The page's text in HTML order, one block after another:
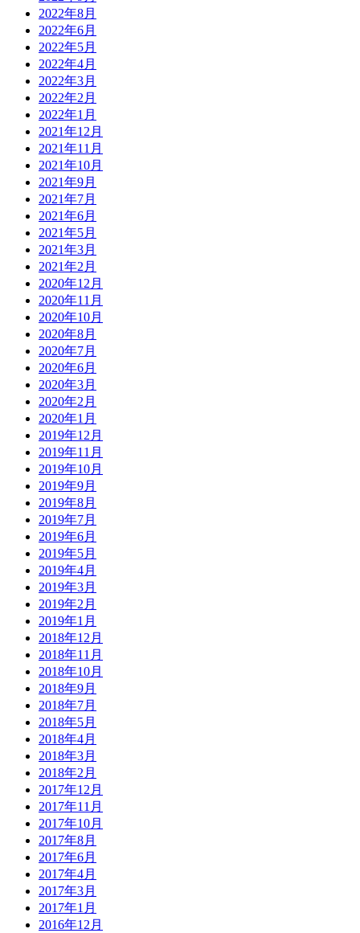
2022年8月
2022年6月
2022年5月
2022年4月
2022年3月
2022年2月
2022年1月
2021年12月
2021年11月
2021年10月
2021年9月
2021年7月
2021年6月
2021年5月
2021年3月
2021年2月
2020年12月
2020年11月
2020年10月
2020年8月
2020年7月
2020年6月
2020年3月
2020年2月
2020年1月
2019年12月
2019年11月
2019年10月
2019年9月
2019年8月
2019年7月
2019年6月
2019年5月
2019年4月
2019年3月
2019年2月
2019年1月
2018年12月
2018年11月
2018年10月
2018年9月
2018年7月
2018年5月
2018年4月
2018年3月
2018年2月
2017年12月
2017年11月
2017年10月
2017年8月
2017年6月
2017年4月
2017年3月
2017年1月
2016年12月